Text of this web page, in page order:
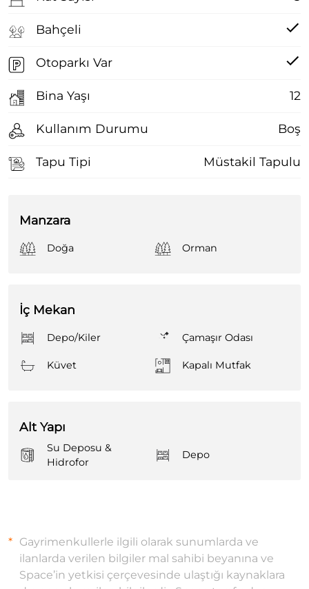
Bahçeli
Otoparkı Var
Bina Yaşı 12
Kullanım Durumu Boş
Tapu Tipi Müstakil Tapulu
Manzara
Doğa Orman
İç Mekan
Depo/Kiler Çamaşır Odası
Küvet Kapalı Mutfak
Alt Yapı
Su Deposu &
Hidrofor
Depo
Gayrimenkullerle ilgili olarak sunumlarda ve
ilanlarda verilen bilgiler mal sahibi beyanına ve
Space’in yetkisi çerçevesinde ulaştığı kaynaklara